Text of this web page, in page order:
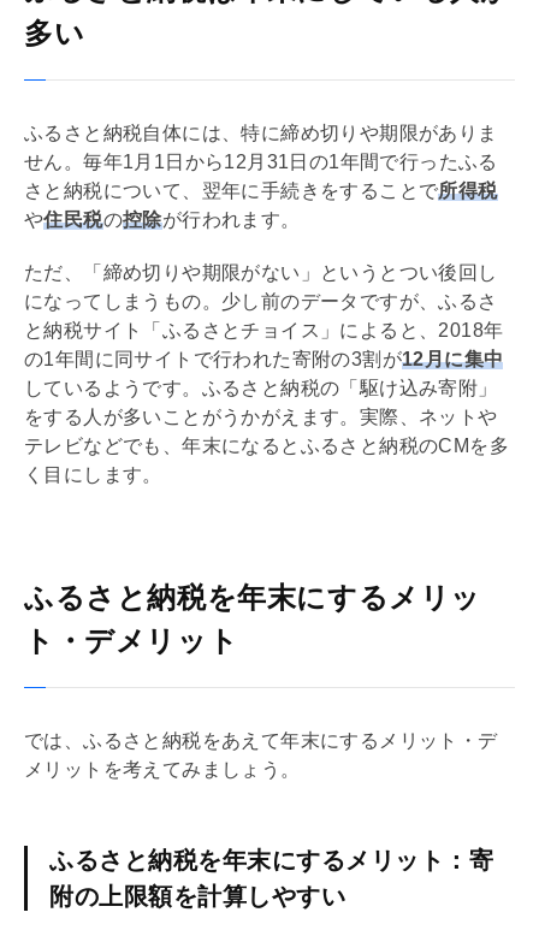
多い
ふるさと納税自体には、特に締め切りや期限がありま
せん。毎年1月1日から12月31日の1年間で行ったふる
さと納税について、翌年に手続きをすることで所得税
や住民税の控除が行われます。
ただ、「締め切りや期限がない」というとつい後回し
になってしまうもの。少し前のデータですが、ふるさ
と納税サイト「ふるさとチョイス」によると、2018年
の1年間に同サイトで行われた寄附の3割が12月に集中
しているようです。ふるさと納税の「駆け込み寄附」
をする人が多いことがうかがえます。実際、ネットや
テレビなどでも、年末になるとふるさと納税のCMを多
く目にします。
ふるさと納税を年末にするメリッ
ト・デメリット
では、ふるさと納税をあえて年末にするメリット・デ
メリットを考えてみましょう。
ふるさと納税を年末にするメリット：寄
附の上限額を計算しやすい